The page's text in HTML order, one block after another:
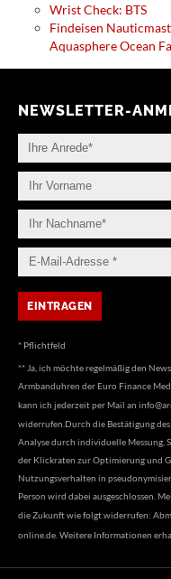
Wrist Check: BTS
Findeisen
Aquasphere Ocean
NEWSLETTER-
* Pflichtfeld
** Ja, ich möchte regelmäßig den
Armbanduhren der Euro Finance
kann ich jederzeit per Mail an
widerrufen.Durch die Bestätigung
Analyse durch individuelle Messung,
der Klickraten zur Optimierung und
Nutzungsverhalten in
Person wird dabei ausgeschlossen.
die Zukunft wie folgt widerrufen:
online.de . Weitere Informationen